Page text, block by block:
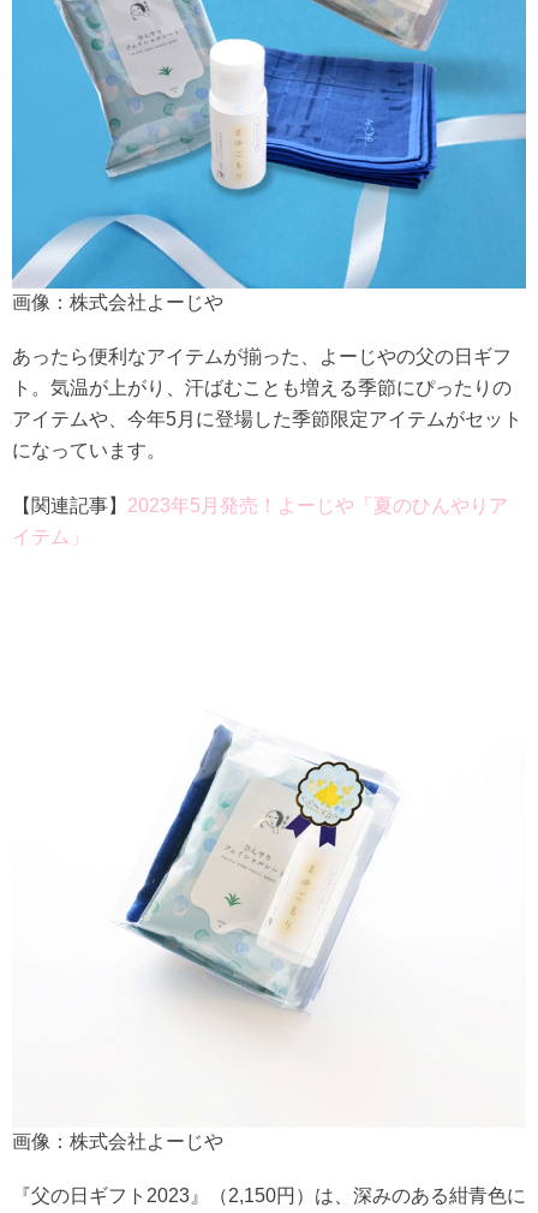
画像：株式会社よーじや
あったら便利なアイテムが揃った、よーじやの父の日ギフ
ト。気温が上がり、汗ばむことも増える季節にぴったりの
アイテムや、今年5月に登場した季節限定アイテムがセット
になっています。
【関連記事】 2023年5月発売！よーじや「夏のひんやりア
イテム」
画像：株式会社よーじや
『父の日ギフト2023』（2,150円）は、深みのある紺青色に